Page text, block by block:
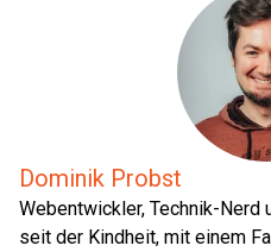
Dominik Probst
Webentwickler, Technik-Nerd
seit der Kindheit, mit einem